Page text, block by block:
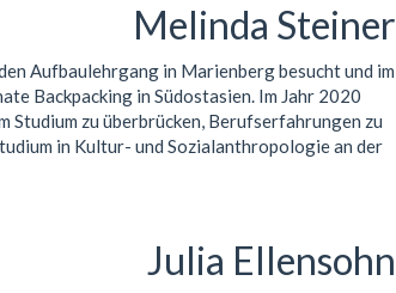
Melinda Steiner
Aufbaulehrgang in Marienberg besucht und im
Backpacking in Südostasien. Im Jahr 2020
Studium zu überbrücken, Berufserfahrungen zu
in Kultur- und Sozialanthropologie an der
Julia Ellensohn